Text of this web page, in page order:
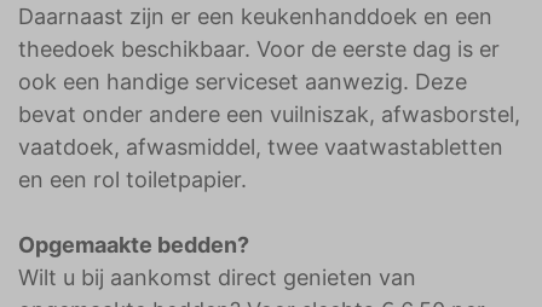
Daarnaast zijn er een keukenhanddoek en een
theedoek beschikbaar. Voor de eerste dag is er
ook een handige serviceset aanwezig. Deze
bevat onder andere een vuilniszak, afwasborstel,
vaatdoek, afwasmiddel, twee vaatwastabletten
en een rol toiletpapier.
Opgemaakte bedden?
Wilt u bij aankomst direct genieten van